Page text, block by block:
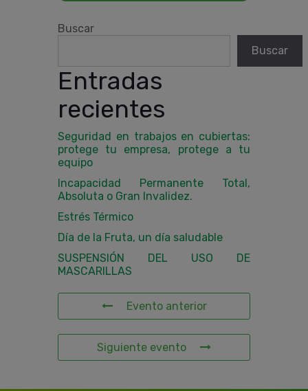
Buscar
Buscar
Entradas
recientes
Seguridad en trabajos en cubiertas:
protege tu empresa, protege a tu
equipo
Incapacidad Permanente Total,
Absoluta o Gran Invalidez.
Estrés Térmico
Día de la Fruta, un día saludable
SUSPENSIÓN DEL USO DE
MASCARILLAS
Evento anterior
Siguiente evento